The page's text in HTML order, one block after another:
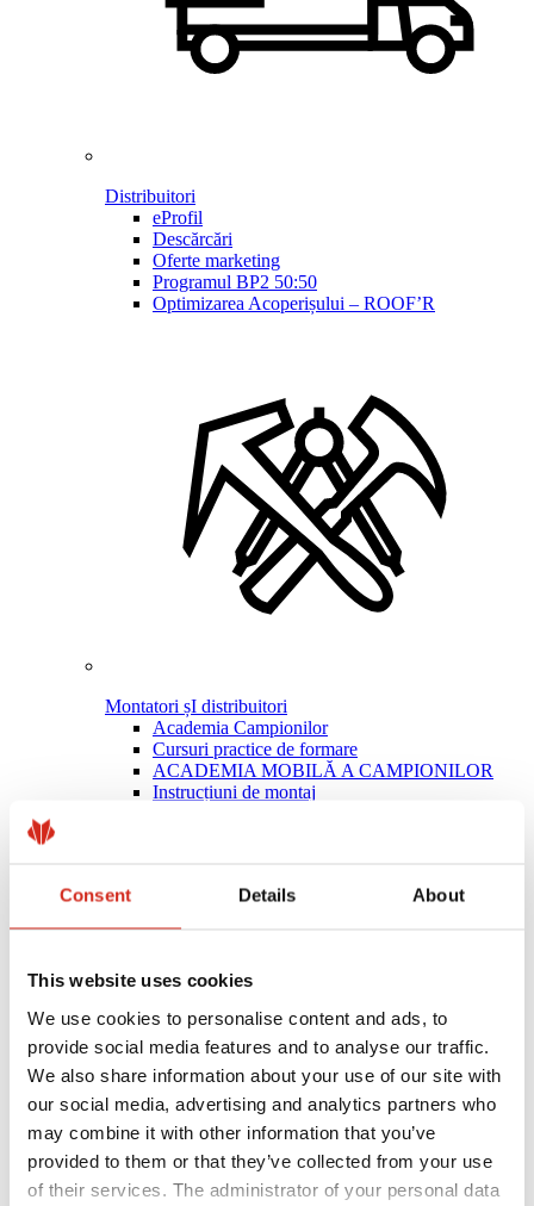
Consent Details About
This website uses cookies
We use cookies to personalise content and ads, to
provide social media features and to analyse our traffic.
We also share information about your use of our site with
our social media, advertising and analytics partners who
may combine it with other information that you’ve
provided to them or that they’ve collected from your use
of their services. The administrator of your personal data
Distribuitori
eProfil
Descărcări
Oferte marketing
Programul BP2 50:50
Optimizarea Acoperișului – ROOF’R
Montatori șI distribuitori
Academia Campionilor
Cursuri practice de formare
ACADEMIA MOBILĂ A CAMPIONILOR
Instrucțiuni de montaj